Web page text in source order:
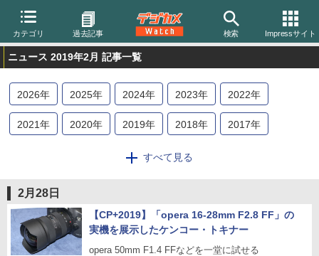
カテゴリ 過去記事 検索 Impressサイト
ニュース 2019年2月 記事一覧
2026年 2025年 2024年 2023年 2022年
2021年 2020年 2019年 2018年 2017年
2014年 2013
2006年 2005 年 2004
すべて見る
2月28日
【CP+2019】「opera 16-28mm F2.8 FF」の
実機を展示したケンコー・トキナー
opera 50mm F1.4 FFなどを一堂に試せる